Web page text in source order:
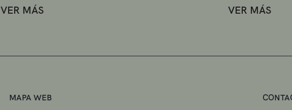
VER MÁS VER MÁS
MAPA WEB